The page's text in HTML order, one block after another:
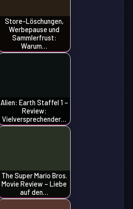
Store-Löschungen,
Werbepause und
Sammlerfrust:
Warum…
Alien: Earth Staffel 1 –
Review:
Vielversprechender…
The Super Mario Bros.
Movie Review – Liebe
auf den…